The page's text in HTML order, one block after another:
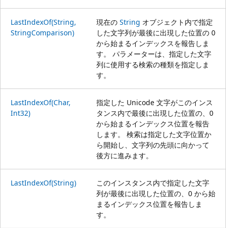
LastIndexOf(String,
StringComparison)
現在の String オブジェクト内で指定
した文字列が最後に出現した位置の 0
から始まるインデックスを報告しま
す。 パラメーターは、指定した文字
列に使用する検索の種類を指定しま
す。
LastIndexOf(Char,
Int32)
指定した Unicode 文字がこのインス
タンス内で最後に出現した位置の、0
から始まるインデックス位置を報告
します。 検索は指定した文字位置か
ら開始し、文字列の先頭に向かって
後方に進みます。
LastIndexOf(String)
このインスタンス内で指定した文字
列が最後に出現した位置の、0 から始
まるインデックス位置を報告しま
す。